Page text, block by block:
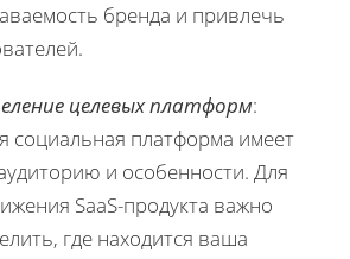
бренда и привлечь
целевых платформ:
социальная платформа имеет
и особенности. Для
SaaS-продукта важно
где находится ваша